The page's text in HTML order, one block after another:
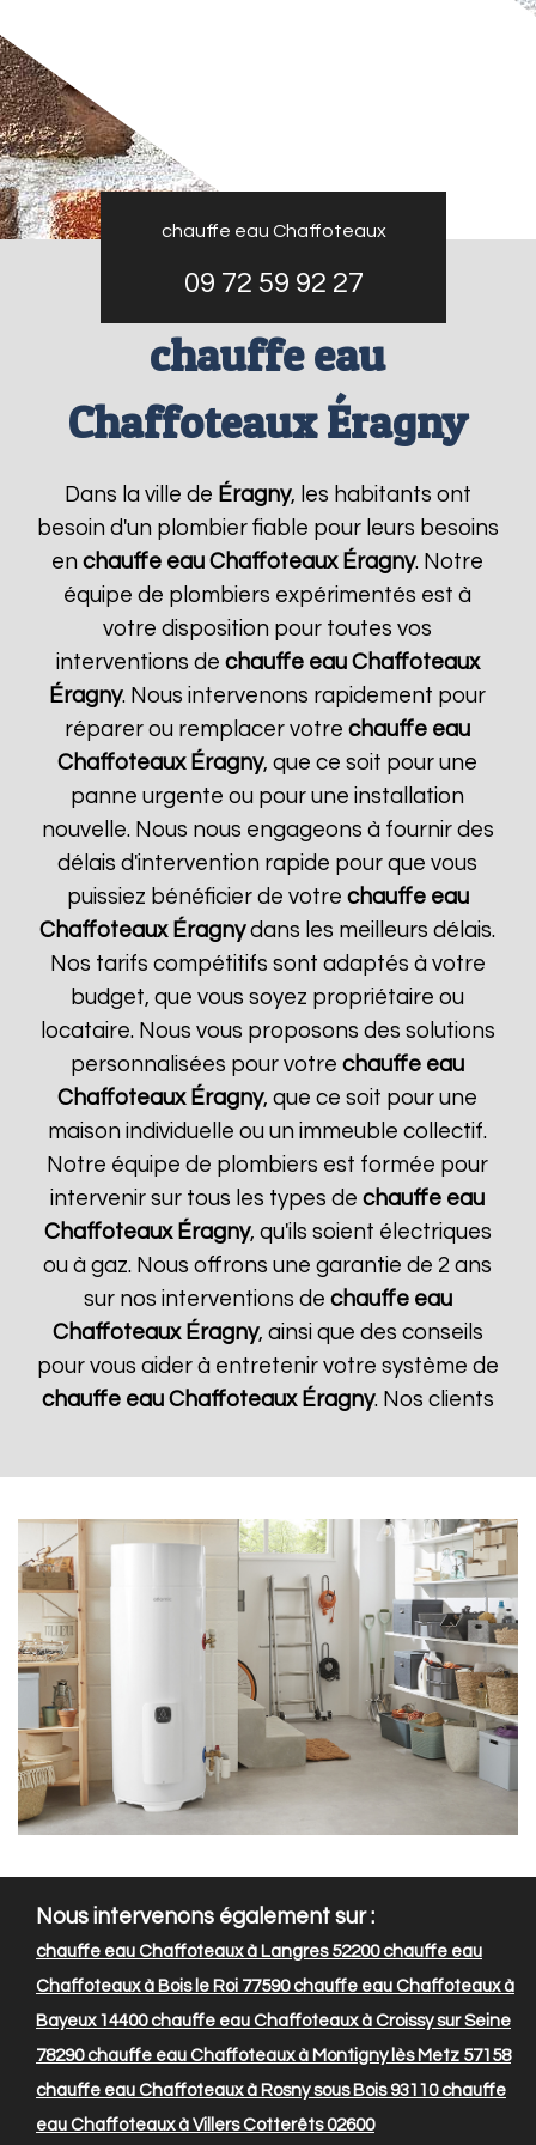
chauffe eau Chaffoteaux
09 72 59 92 27
chauffe eau
Chaffoteaux Éragny
Dans la ville de Éragny, les habitants ont
besoin d'un plombier fiable pour leurs besoins
enchauffe eau Chaffoteaux Éragny. Notre
équipe de plombiers expérimentés est à
votre disposition pour toutes vos
interventions de chauffe eau Chaffoteaux
Éragny. Nous intervenons rapidement pour
réparer ou remplacer votrechauffe eau
Chaffoteaux Éragny, que ce soit pour une
panne urgente ou pour une installation
nouvelle. Nous nous engageons à fournir des
délais d'intervention rapide pour que vous
puissiez bénéficier de votre chauffe eau
Chaffoteaux Éragnydans les meilleurs délais.
Nos tarifs compétitifs sont adaptés à votre
budget, que vous soyez propriétaire ou
locataire. Nous vous proposons des solutions
personnalisées pour votrechauffe eau
Chaffoteaux Éragny, que ce soit pour une
maison individuelle ou un immeuble collectif.
Notre équipe de plombiers est formée pour
intervenir sur tous les types dechauffe eau
Chaffoteaux Éragny, qu'ils soient électriques
ou à gaz. Nous offrons une garantie de 2 ans
sur nos interventions de chauffe eau
Chaffoteaux Éragny, ainsi que des conseils
pour vous aider à entretenir votre système de
chauffe eau Chaffoteaux Éragny. Nos clients
Nous intervenons également sur :
chauffe eau Chaffoteaux à Langres 52200chauffe eau
Chaffoteaux à Bois le Roi 77590chauffe eau Chaffoteaux à
Bayeux 14400chauffe eau Chaffoteaux à Croissy sur Seine
78290chauffe eau Chaffoteaux à Montigny lès Metz 57158
chauffe eau Chaffoteaux à Rosny sous Bois 93110chauffe
eau Chaffoteaux à Villers Cotterêts 02600